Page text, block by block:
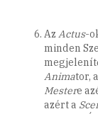
AzActus-
minden
Animator, a
Mestere
azért a